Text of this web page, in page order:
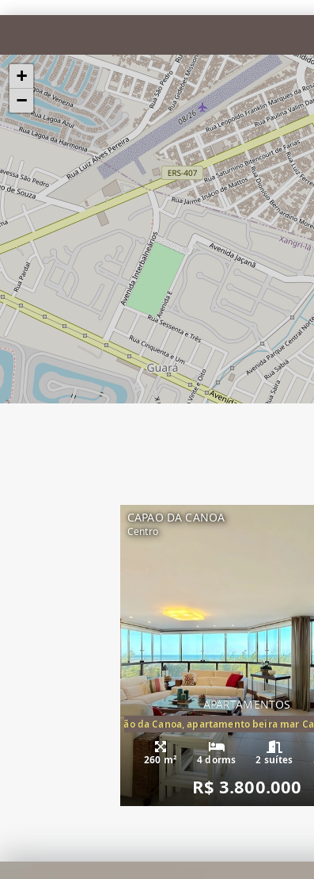
+
−
CAPAO DA CANOA
Centro
APARTAMENTOS
frente mar Capão da Canoa, apartamento beira mar
260 m² 4 dorms 2 suítes
R$ 3.800.000